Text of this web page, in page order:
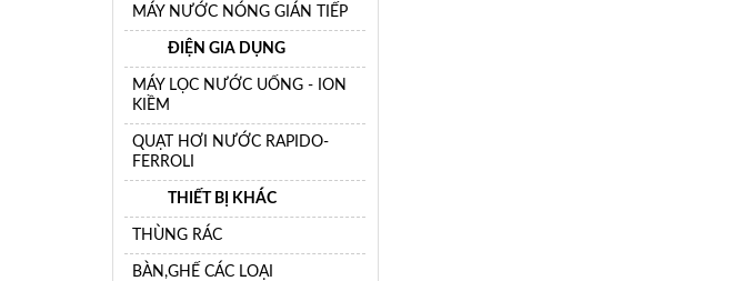
MÁY NƯỚC NÓNG GIÁN TIẾP
ĐIỆN GIA DỤNG
MÁY LỌC NƯỚC UỐNG - ION
KIỀM
QUẠT HƠI NƯỚC RAPIDO-
FERROLI
THIẾT BỊ KHÁC
THÙNG RÁC
BÀN,GHẾ CÁC LOẠI